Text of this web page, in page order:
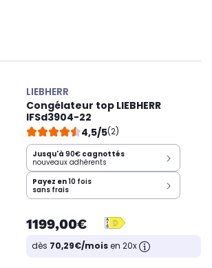
LIEBHERR
Congélateur top LIEBHERR
IFSd3904-22
4,5/5(2)
Jusqu'à 90€ cagnottés
nouveaux adhérents
Payez en10 fois
sans frais
1199,00€
dès 70,29€/moisen 20x